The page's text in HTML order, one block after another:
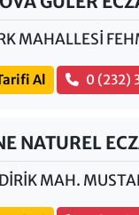
MAHALLESİ
Al 0 (232)
NATUREL
MAH.